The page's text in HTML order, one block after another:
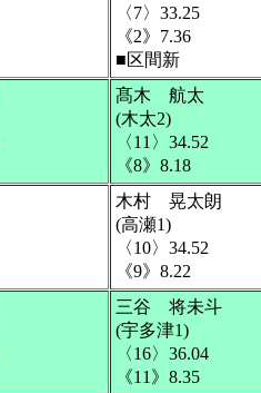
〈7〉33.25
《2》7.36
■区間新
髙木 航太
(木太2)
〈11〉34.52
《8》8.18
木村 晃太朗
(高瀬1)
〈10〉34.52
《9》8.22
三谷 将未斗
(宇多津1)
〈16〉36.04
《11》8.35